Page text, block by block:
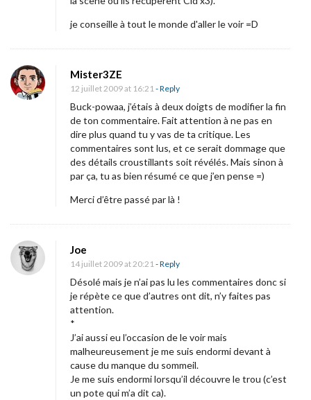
je conseille à tout le monde d'aller le voir =D
Mister3ZE
12 juillet 2009 at 16:21- Reply
Buck-powaa, j’étais à deux doigts de modifier la fin
de ton commentaire. Fait attention à ne pas en
dire plus quand tu y vas de ta critique. Les
commentaires sont lus, et ce serait dommage que
des détails croustillants soit révélés. Mais sinon à
par ça, tu as bien résumé ce que j’en pense =)
Merci d’être passé par là !
Joe
14 juillet 2009 at 20:21- Reply
Désolé mais je n’ai pas lu les commentaires donc si
je répète ce que d’autres ont dit, n’y faites pas
attention.
*
J’ai aussi eu l’occasion de le voir mais
malheureusement je me suis endormi devant à
cause du manque du sommeil.
Je me suis endormi lorsqu’il découvre le trou (c’est
un pote qui m’a dit ca).